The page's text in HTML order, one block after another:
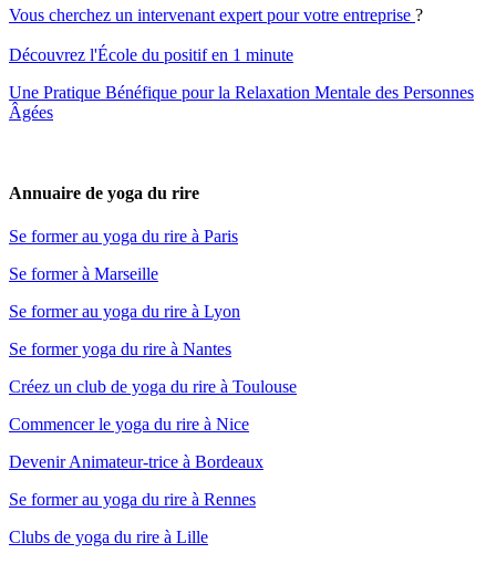
Vous cherchez un intervenant expert pour votre entreprise ?
Découvrez l'École du positif en 1 minute
Une Pratique Bénéfique pour la Relaxation Mentale des Personnes
Âgées
Annuaire de yoga du rire
Se former au yoga du rire à Paris
Se former à Marseille
Se former au yoga du rire à Lyon
Se former yoga du rire à Nantes
Créez un club de yoga du rire à Toulouse
Commencer le yoga du rire à Nice
Devenir Animateur-trice à Bordeaux
Se former au yoga du rire à Rennes
Clubs de yoga du rire à Lille